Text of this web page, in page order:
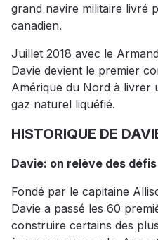
grand navire militaire livré
canadien.
Juillet 2018 avec le
Davie devient le premier
Amérique du Nord à livrer
gaz naturel liquéfié.
HISTORIQUE DE
Davie: on relève des
Fondé par le capitaine
Davie a passé les 60
construire certains des